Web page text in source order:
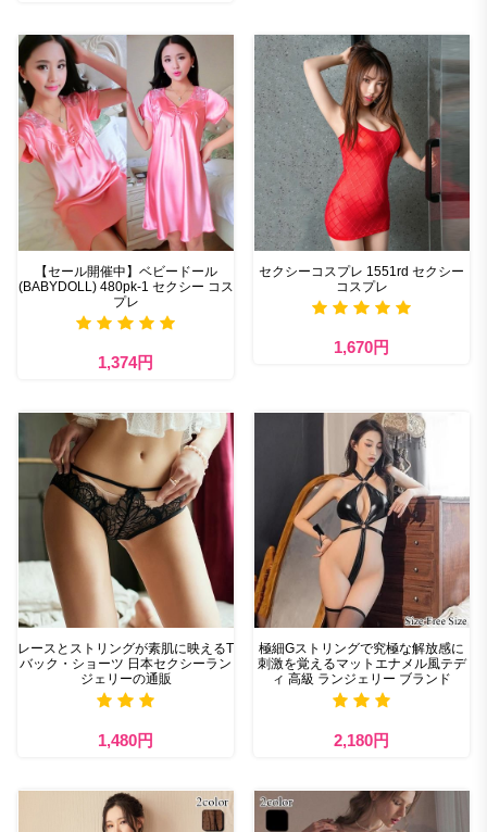
【セール開催中】ベビードール
(BABYDOLL) 480pk-1 セクシー コス
プレ
1,374円
セクシーコスプレ 1551rd セクシー
コスプレ
1,670円
レースとストリングが素肌に映えるT
バック・ショーツ 日本セクシーラン
ジェリーの通販
1,480円
極細Gストリングで究極な解放感に
刺激を覚えるマットエナメル風テデ
ィ 高級 ランジェリー ブランド
2,180円